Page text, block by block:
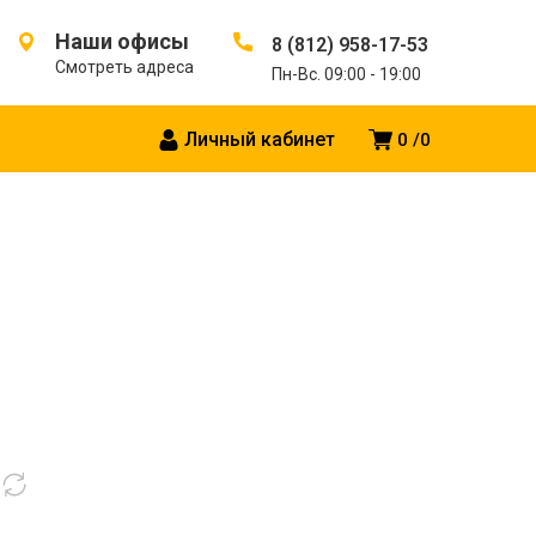
Наши офисы
Смотреть адреса
8 (812) 958-17-53
Пн-Вс. 09:00 - 19:00
0 0
Личный кабинет